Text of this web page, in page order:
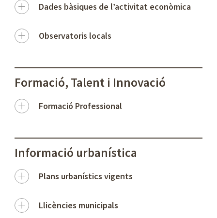
Dades bàsiques de l’activitat econòmica
Observatoris locals
Formació, Talent i Innovació
Formació Professional
Informació urbanística
Plans urbanístics vigents
Llicències municipals